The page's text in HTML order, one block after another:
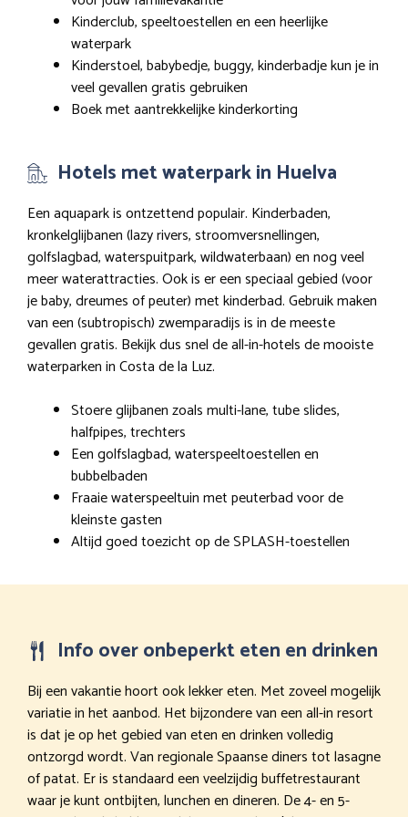
Kinderclub, speeltoestellen en een heerlijke
waterpark
Kinderstoel, babybedje, buggy, kinderbadje kun je in
veel gevallen gratis gebruiken
Boek met aantrekkelijke kinderkorting
Hotels met waterpark in Huelva
Een aquapark is ontzettend populair. Kinderbaden,
kronkelglijbanen (lazy rivers, stroomversnellingen,
golfslagbad, waterspuitpark, wildwaterbaan) en nog veel
meer waterattracties. Ook is er een speciaal gebied (voor
je baby, dreumes of peuter) met kinderbad. Gebruik maken
van een (subtropisch) zwemparadijs is in de meeste
gevallen gratis. Bekijk dus snel de all-in-hotels de mooiste
waterparken in Costa de la Luz.
Stoere glijbanen zoals multi-lane, tube slides,
halfpipes, trechters
Een golfslagbad, waterspeeltoestellen en
bubbelbaden
Fraaie waterspeeltuin met peuterbad voor de
kleinste gasten
Altijd goed toezicht op de SPLASH-toestellen
Info over onbeperkt eten en drinken
Bij een vakantie hoort ook lekker eten. Met zoveel mogelijk
variatie in het aanbod. Het bijzondere van een all-in resort
is dat je op het gebied van eten en drinken volledig
ontzorgd wordt. Van regionale Spaanse diners tot lasagne
of patat. Er is standaard een veelzijdig buffetrestaurant
waar je kunt ontbijten, lunchen en dineren. De 4- en 5-